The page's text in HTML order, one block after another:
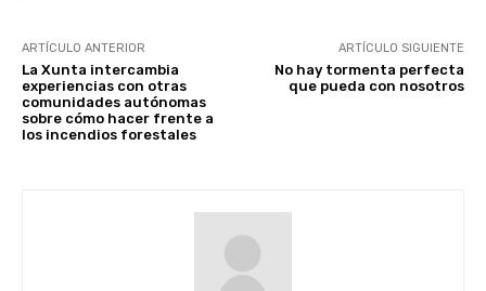
ARTÍCULO ANTERIOR
La Xunta intercambia
experiencias con otras
comunidades autónomas
sobre cómo hacer frente a
los incendios forestales
ARTÍCULO SIGUIENTE
No hay tormenta perfecta
que pueda con nosotros